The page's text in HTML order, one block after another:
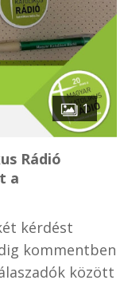
1
Rádió
a
kérdést
kommentben
között